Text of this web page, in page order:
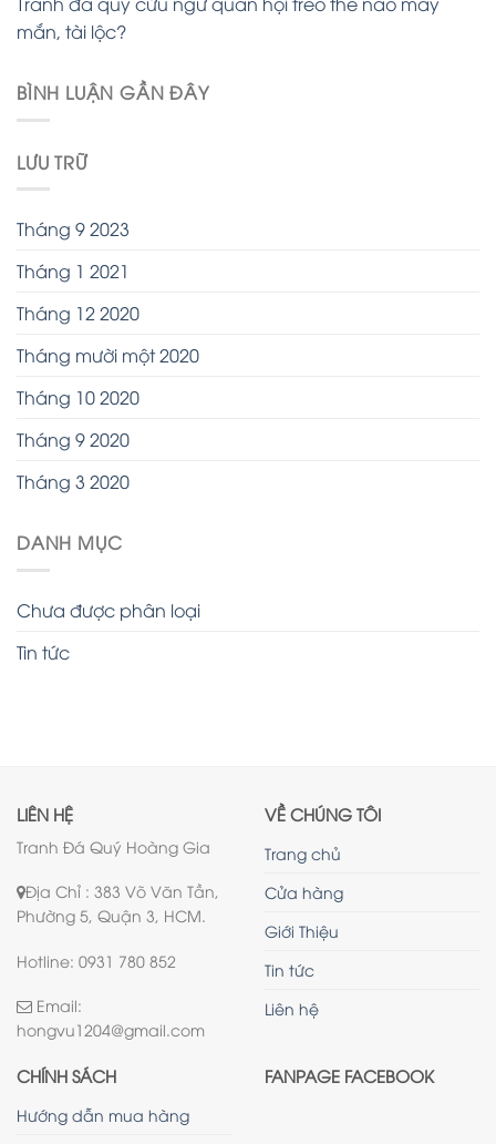
mắn, tài lộc?
BÌNH LUẬN GẦN ĐÂY
LƯU TRỮ
Tháng 9 2023
Tháng 1 2021
Tháng 12 2020
Tháng mười một 2020
Tháng 10 2020
Tháng 9 2020
Tháng 3 2020
DANH MỤC
Chưa được phân loại
Tin tức
LIÊN HỆ
Tranh Đá Quý Hoàng Gia
Địa Chỉ : 383 Võ Văn Tần,
Phường 5, Quận 3, HCM.
Hotline: 0931 780 852
Email:
hongvu1204@gmail.com
VỀ CHÚNG TÔI
Trang chủ
Cửa hàng
Giới Thiệu
Tin tức
Liên hệ
CHÍNH SÁCH
Hướng dẫn mua hàng
FANPAGE FACEBOOK